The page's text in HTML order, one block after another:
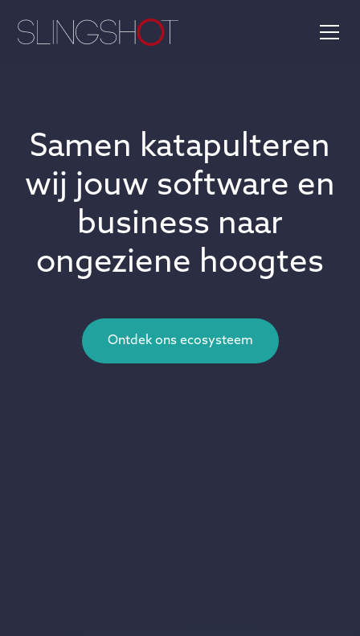
Samen katapulteren
wij jouw software en
business naar
ongeziene hoogtes
Ontdek ons ecosysteem